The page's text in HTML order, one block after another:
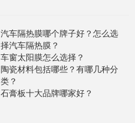
汽车隔热膜哪个牌子好？怎么选
择汽车隔热膜？
车窗太阳膜怎么选择？
陶瓷材料包括哪些？有哪几种分
类？
石膏板十大品牌哪家好？